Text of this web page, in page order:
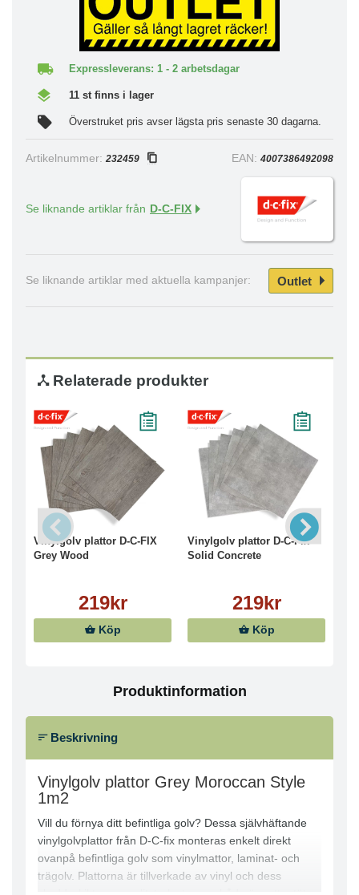
Expressleverans: 1 - 2 arbetsdagar
11 st finns i lager
Överstruket pris avser lägsta pris senaste 30 dagarna.
Artikelnummer: 232459 EAN: 4007386492098
Se liknande artiklar från D-C-FIX
Se liknande artiklar med aktuella kampanjer: Outlet
Relaterade produkter
Vinylgolv plattor D-C-FIX
Grey Wood
219kr
Köp
Vinylgolv plattor D-C-Fix
Solid Concrete
219kr
Köp
Produktinformation
Beskrivning
Vinylgolv plattor Grey Moroccan Style
1m2
Vill du förnya ditt befintliga golv? Dessa självhäftande
vinylgolvplattor från D-C-fix monteras enkelt direkt
ovanpå befintliga golv som vinylmattor, laminat- och
trägolv. Plattorna är tillverkade av vinyl och dess